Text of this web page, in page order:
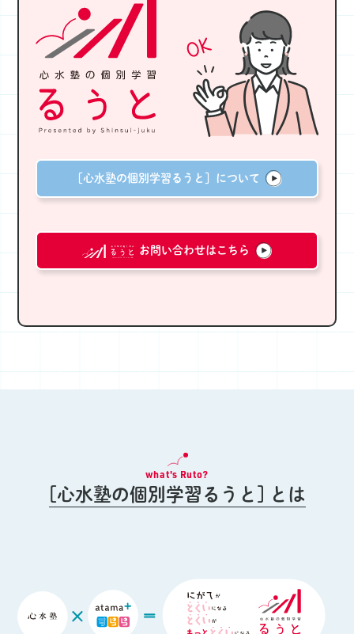
［心水塾の個別学習るうと］について
お問い合わせはこちら
what's Ruto?
[心水塾の個別学習るうと] とは